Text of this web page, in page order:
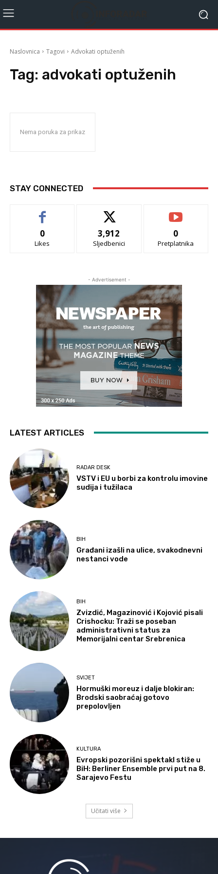
Naslovnica Tagovi Advokati optuženih
Tag: advokati optuženih
Nema poruka za prikaz
STAY CONNECTED
0
Likes
3,912
Sljedbenici
0
Pretplatnika
- Advertisement -
LATEST ARTICLES
RADAR DESK
VSTV i EU u borbi za kontrolu imovine
sudija i tužilaca
BIH
Građani izašli na ulice, svakodnevni
nestanci vode
BIH
Zvizdić, Magazinović i Kojović pisali
Crishocku: Traži se poseban
administrativni status za
Memorijalni centar Srebrenica
SVIJET
Hormuški moreuz i dalje blokiran:
Brodski saobraćaj gotovo
prepolovljen
KULTURA
Evropski pozorišni spektakl stiže u
BiH: Berliner Ensemble prvi put na 8.
Sarajevo Festu
Učitati više